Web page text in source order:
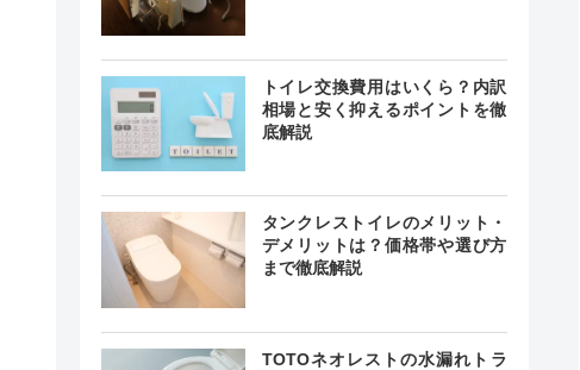
トイレ交換費用はいくら？内訳
相場と安く抑えるポイントを徹
底解説
タンクレストイレのメリット・
デメリットは？価格帯や選び方
まで徹底解説
TOTOネオレストの水漏れトラ